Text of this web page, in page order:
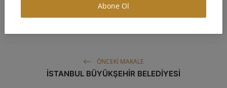
Abone Ol
ÖNCEKI MAKALE
İSTANBUL BÜYÜKŞEHİR BELEDİYESİ